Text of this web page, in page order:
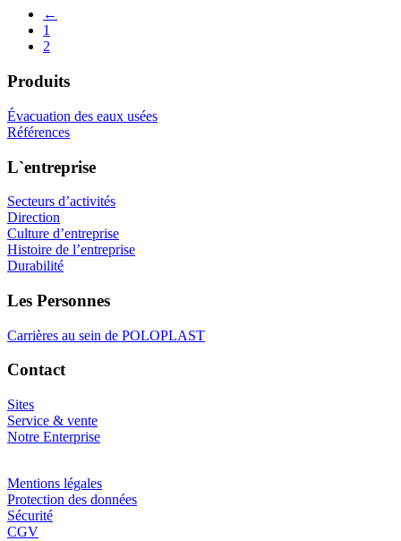
←
1
2
Produits
Évacuation des eaux usées
Références
L`entreprise
Secteurs d’activités
Direction
Culture d’entreprise
Histoire de l’entreprise
Durabilité
Les Personnes
Carrières au sein de POLOPLAST
Contact
Sites
Service & vente
Notre Enterprise
Mentions légales
Protection des données
Sécurité
CGV